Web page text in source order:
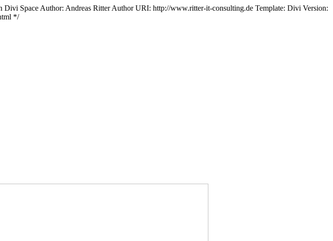
Space Author: Andreas Ritter Author URI: http://www.ritter-it-consulting.de Template: Divi Version:
*/